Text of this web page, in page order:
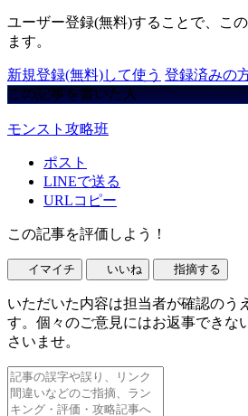
ユーザー登録(無料)することで、こ
ます。
新規登録(無料)して使う 登録済みの
この記事を書いた人
モンスト攻略班
ポスト
LINEで送る
URLコピー
この記事を評価しよう！
イマイチ いいね 指摘する
いただいた内容は担当者が確認のう
す。個々のご意見にはお返事できな
さいませ。